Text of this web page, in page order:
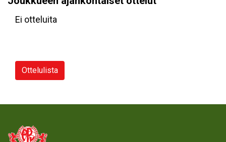
Ei otteluita
Ottelulista